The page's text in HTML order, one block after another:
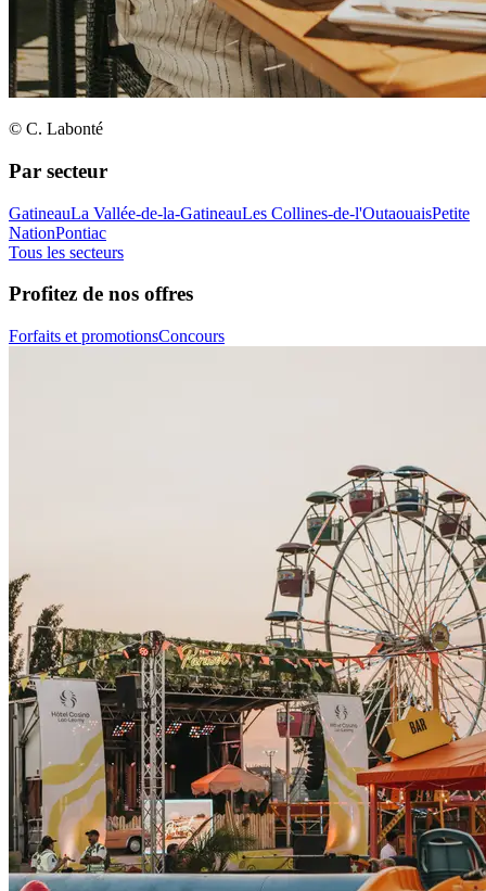
© C. Labonté
Par secteur
GatineauLa Vallée-de-la-GatineauLes Collines-de-l'OutaouaisPetite
NationPontiac
Tous les secteurs
Profitez de nos offres
Forfaits et promotionsConcours